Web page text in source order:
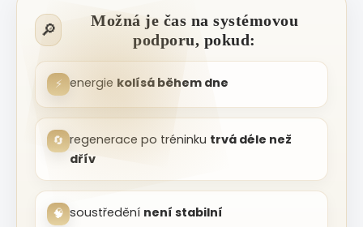
🔎
Možná je čas na systémovou
podporu, pokud:
⚡ energie kolísá během dne
🔄 regenerace po tréninku trvá déle než
dřív
🧠 soustředění není stabilní